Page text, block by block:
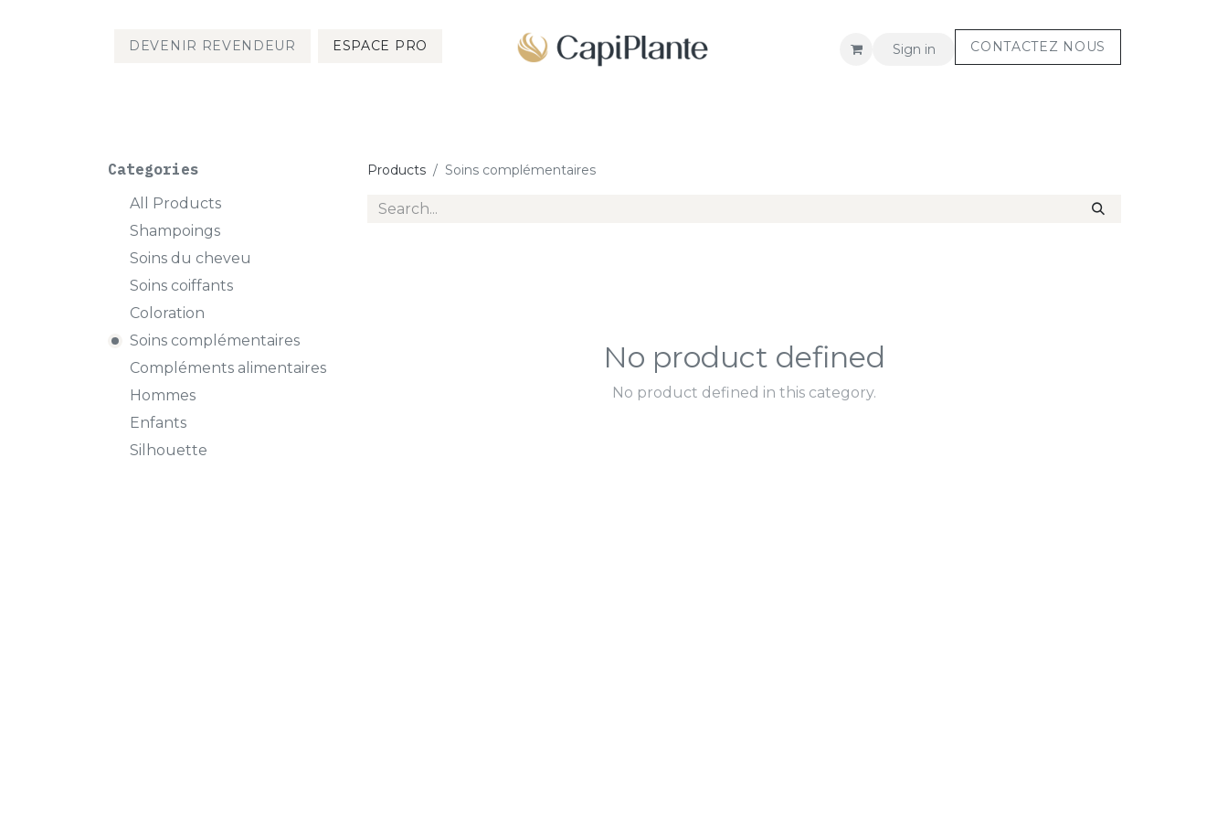
DEVENIR REVENDEUR ESPACE PRO Sign in CONTACTEZ NOUS
Categories
All Products
Shampoings
Soins du cheveu
Soins coiffants
Coloration
Soins complémentaires
Compléments alimentaires
Hommes
Enfants
Silhouette
Products Soins complémentaires
No product defined
No product defined in this category.